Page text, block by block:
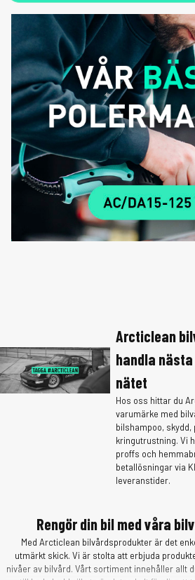
Arcticlean
handla
nätet
Hos oss hittar du
varumärke med
bilshampoo,
kringutrustning. Vi
proffs och
betallösningar via
leveranstider.
Rengör din bil med våra
Med Arcticlean bilvårdsprodukter är det
utmärkt skick. Vi är stolta att erbjuda
nivåer av bilvård. Vårt sortiment innehåller allt